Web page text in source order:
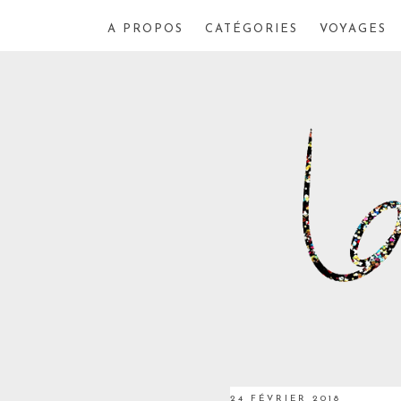
A PROPOS CATÉGORIES VOYAGES
24 FÉVRIER 2018